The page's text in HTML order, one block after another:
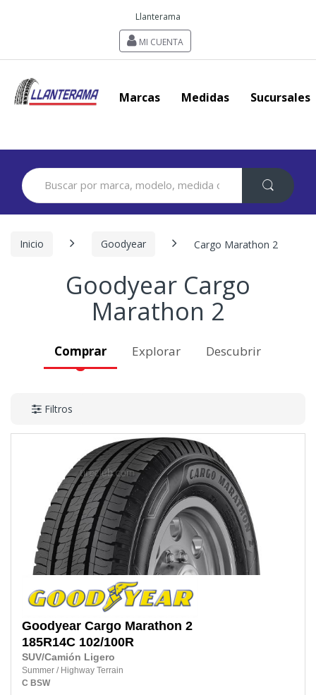
Llanterama
MI CUENTA
Marcas Medidas Sucursales
Search
for:
Inicio Goodyear Cargo Marathon 2
Goodyear Cargo
Marathon 2
Comprar Explorar Descubrir
Filtros
Goodyear Cargo Marathon 2
185R14C 102/100R
SUV/Camión Ligero
Summer / Highway Terrain
C BSW